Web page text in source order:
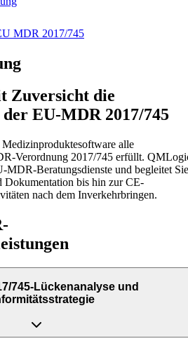
MDR 2017/745
Zuversicht die
EU-MDR 2017/745
Medizinproduktesoftware alle
Verordnung 2017/745 erfüllt.
MDR-Beratungsdienste und begleitet Sie
Dokumentation bis hin zur CE-
nach dem Inverkehrbringen.
745-Lückenanalyse und